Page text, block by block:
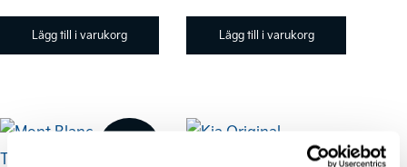
Lägg till i varukorg Lägg till i varukorg
Den
här